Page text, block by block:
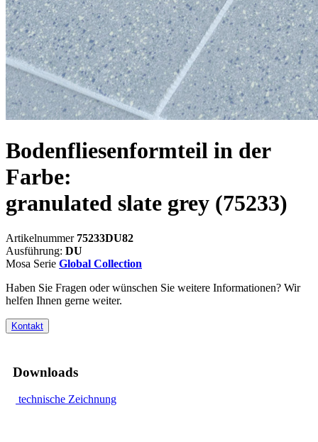
Bodenfliesenformteil in der
Farbe:
granulated slate grey (75233)
Artikelnummer 75233DU82
Ausführung: DU
Mosa Serie Global Collection
Haben Sie Fragen oder wünschen Sie weitere Informationen? Wir
helfen Ihnen gerne weiter.
Kontakt
Downloads
technische Zeichnung